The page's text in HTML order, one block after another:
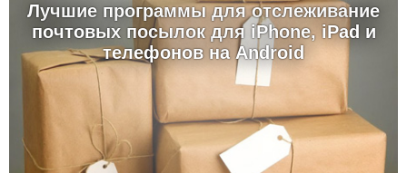
Лучшие программы для отслеживание
почтовых посылок для iPhone, iPad и
телефонов на Android